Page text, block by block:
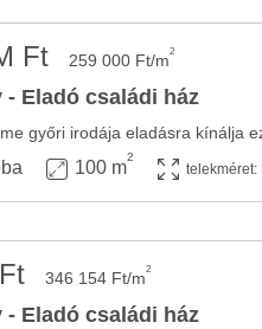
Ft 259 000 Ft/m2
- Eladó családi ház
100 m
2
telekméret:
346 154 Ft/m2
- Eladó családi ház